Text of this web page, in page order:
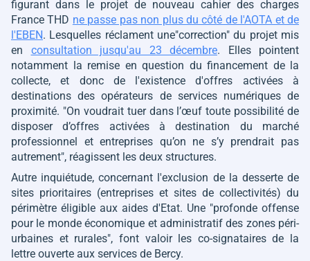
figurant dans le projet de nouveau cahier des charges
France THD ne passe pas non plus du côté de l'AOTA et de
l'EBEN. Lesquelles réclament une"correction"du projet mis
en consultation jusqu'au 23 décembre. Elles
pointent
notamment la remise en question du financement de la
collecte, et donc de l'existence d'offres activées à
destinations des opérateurs de services numériques de
proximité. "On voudrait tuer dans l’œuf toute possibilité de
disposer d’offres activées à destination du marché
professionnel et entreprises qu’on ne s’y prendrait pas
autrement", réagissent les deux structures.
Autre inquiétude, concernant l'exclusion de la desserte de
sites prioritaires (entreprises et sites de collectivités) du
périmètre éligible aux aides d'Etat. Une "profonde offense
pour le monde économique et administratif des zones péri-
urbaines et rurales", font valoir les co-signataires de la
lettre ouverte aux services de Bercy.